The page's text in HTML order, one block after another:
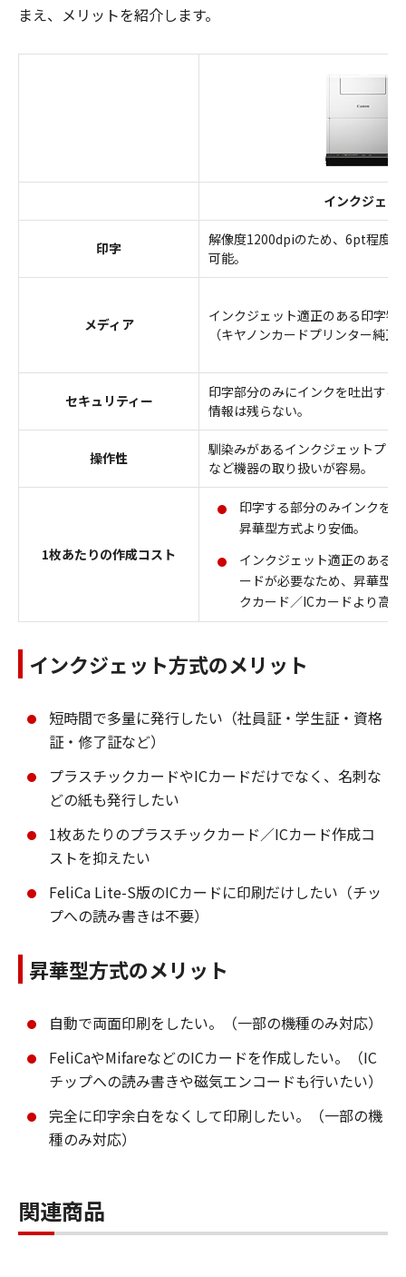
まえ、メリットを紹介します。
インクジェッ
印字
解像度1200dpiのため、6pt程度
可能。
メディア
インクジェット適正のある印字物
（キヤノンカードプリンター純正
セキュリティー
印字部分のみにインクを吐出する
情報は残らない。
操作性
馴染みがあるインクジェットプリ
など機器の取り扱いが容易。
1枚あたりの作成コスト
印字する部分のみインクを
昇華型方式より安価。
インクジェット適正のある
ードが必要なため、昇華型
クカード／ICカードより高
インクジェット方式のメリット
短時間で多量に発行したい（社員証・学生証・資格
証・修了証など）
プラスチックカードやICカードだけでなく、名刺な
どの紙も発行したい
1枚あたりのプラスチックカード／ICカード作成コ
ストを抑えたい
FeliCa Lite-S版のICカードに印刷だけしたい（チッ
プへの読み書きは不要）
昇華型方式のメリット
自動で両面印刷をしたい。（一部の機種のみ対応）
FeliCaやMifareなどのICカードを作成したい。（IC
チップへの読み書きや磁気エンコードも行いたい）
完全に印字余白をなくして印刷したい。（一部の機
種のみ対応）
関連商品